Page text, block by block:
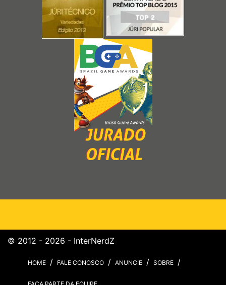
© 2012 - 2026 - InterNerdZ
HOME FALE CONOSCO ANUNCIE SOBRE